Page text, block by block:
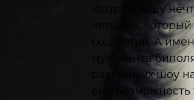
Когда слышу
человек,
соц. сетей. А
музыканта
различных шоу
ему возможность